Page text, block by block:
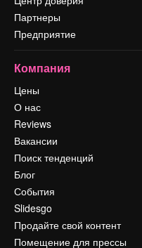
Партнеры
Предприятие
Компания
Цены
О нас
Reviews
Вакансии
Поиск тенденций
Блог
События
Slidesgo
Продайте свой контент
Помещение для прессы